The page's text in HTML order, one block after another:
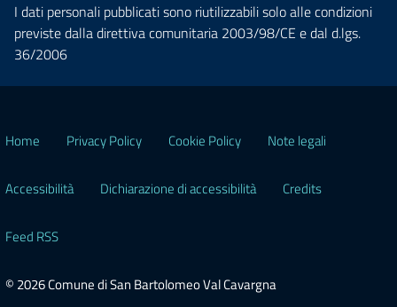
I dati personali pubblicati sono riutilizzabili solo alle condizioni
previste dalla direttiva comunitaria 2003/98/CE e dal d.lgs.
36/2006
Home Privacy Policy Cookie Policy Note legali
Accessibilità Dichiarazione di accessibilità Credits
Feed RSS
© 2026 Comune di San Bartolomeo Val Cavargna